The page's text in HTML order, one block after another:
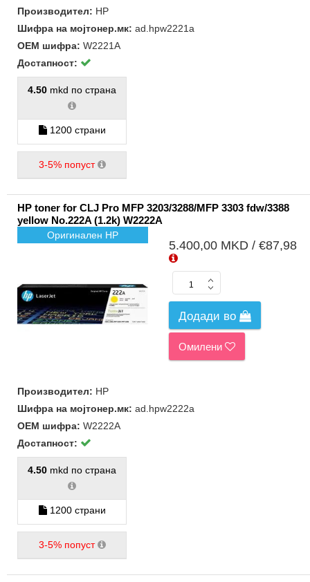
Производител: HP
Шифра на мојтонер.мк: ad.hpw2221a
ОЕМ шифра: W2221A
Достапност:
4.50 mkd по страна
1200 страни
3-5% попуст
HP toner for CLJ Pro MFP 3203/3288/MFP 3303 fdw/3388
yellow No.222A (1.2k) W2222A
Оригинален HP
5.400,00 MKD / €87,98
Додади во
Омилени
Производител: HP
Шифра на мојтонер.мк: ad.hpw2222a
ОЕМ шифра: W2222A
Достапност:
4.50 mkd по страна
1200 страни
3-5% попуст